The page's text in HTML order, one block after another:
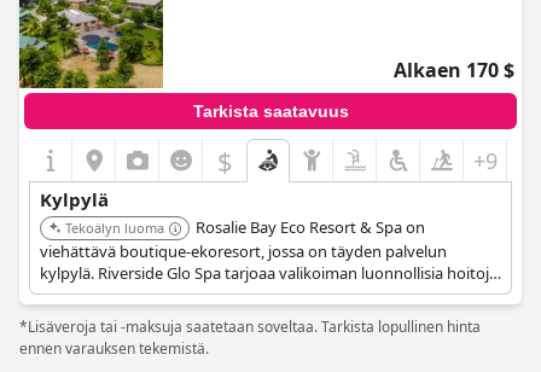
Alkaen 170 $
Tarkista saatavuus
$ +9
Kylpylä
Tekoälyn luoma
Rosalie Bay Eco Resort & Spa on
viehättävä boutique-ekoresort, jossa on täyden palvelun
kylpylä. Riverside Glo Spa tarjoaa valikoiman luonnollisia hoitoja,
kuten hierontoja, kääreitä ja vartalohoitoja. Kylpylä tarjoaa
rauhallisen ympäristön jokinäkymillä.
*Lisäveroja tai -maksuja saatetaan soveltaa. Tarkista lopullinen hinta
ennen varauksen tekemistä.